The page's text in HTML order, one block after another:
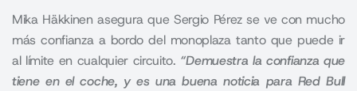
Mika Häkkinen asegura que Sergio Pérez se ve con mucho
más confianza a bordo del monoplaza tanto que puede ir
al límite en cualquier circuito. “Demuestra la confianza que
tiene en el coche, y es una buena noticia para Red Bull